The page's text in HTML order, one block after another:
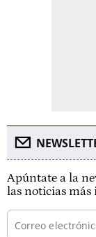
Apúntate a la
las noticias más